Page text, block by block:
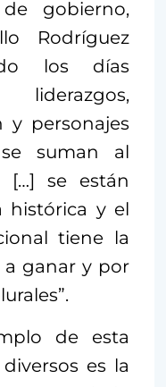
gobierno,
Rodríguez
los días
y personajes
suman al
[…] se están
histórica y el
tiene la
a ganar y por
de esta
es la